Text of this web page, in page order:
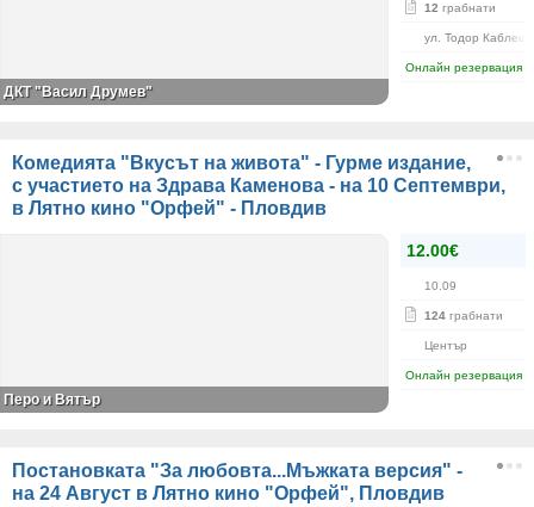
12 грабнати
ул. Тодор
Онлайн резервация
ДКТ "Васил Друмев"
Комедията "Вкусът на живота" - Гурме издание,
с участието на Здрава Каменова - на 10 Септември,
в Лятно кино "Орфей" - Пловдив
12.00€
10.09
124 грабнати
Център
Онлайн резервация
Перо и Вятър
Постановката "За любовта...Мъжката версия" -
на 24 Август в Лятно кино "Орфей", Пловдив